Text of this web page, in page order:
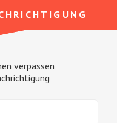
verpassen